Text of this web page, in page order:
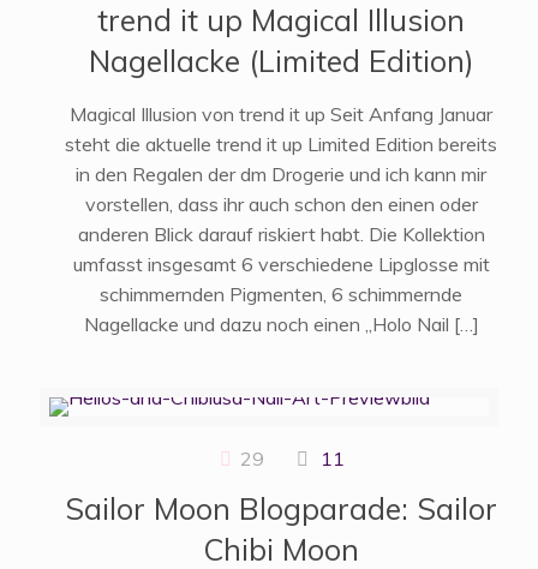
trend it up Magical Illusion
Nagellacke (Limited Edition)
Magical Illusion von trend it up Seit Anfang Januar
steht die aktuelle trend it up Limited Edition bereits
in den Regalen der dm Drogerie und ich kann mir
vorstellen, dass ihr auch schon den einen oder
anderen Blick darauf riskiert habt. Die Kollektion
umfasst insgesamt 6 verschiedene Lipglosse mit
schimmernden Pigmenten, 6 schimmernde
Nagellacke und dazu noch einen „Holo Nail […]
29 11
Sailor Moon Blogparade: Sailor
Chibi Moon